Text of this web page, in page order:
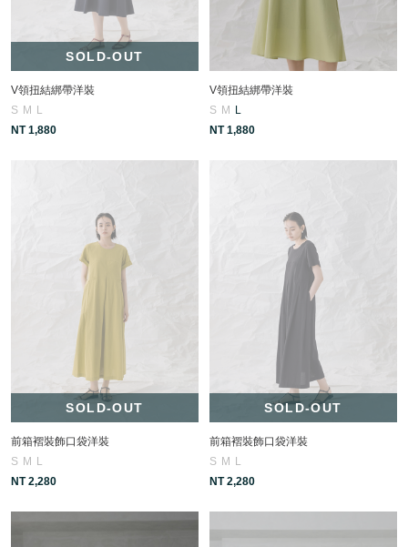
SOLD-OUT
V領扭結綁帶洋裝
S M L
NT 1,880
V領扭結綁帶洋裝
S M L
NT 1,880
SOLD-OUT
前箱褶裝飾口袋洋裝
S M
L
NT 2,280
SOLD-OUT
前箱褶裝飾口袋洋裝
S M
L
NT 2,280